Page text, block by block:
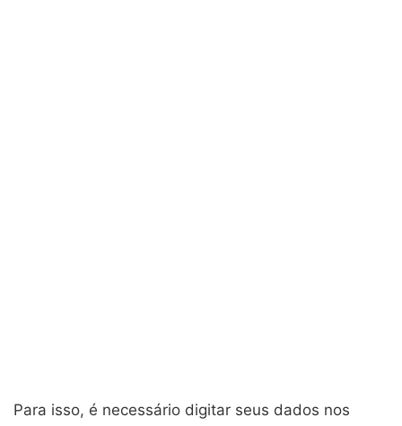
Para isso, é necessário digitar seus dados nos